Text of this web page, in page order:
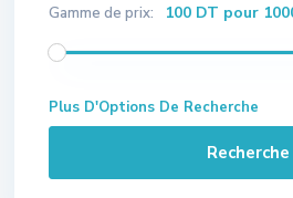
Gamme de prix: 100 DT pour
Plus D'Options De Recherche
Recherche